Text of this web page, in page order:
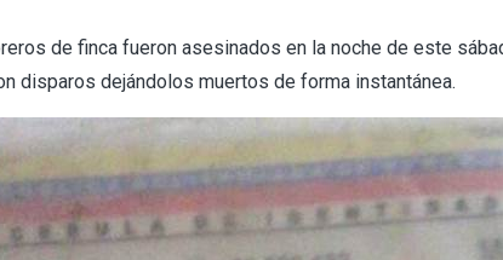
de finca fueron asesinados en la noche de este
disparos dejándolos muertos de forma instantánea.